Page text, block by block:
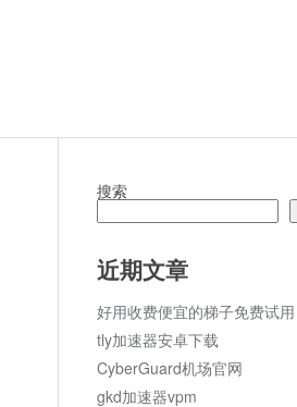
搜索
近期文章
好用收费便宜的梯子免费试用
tly加速器安卓下载
CyberGuard机场官网
gkd加速器vpm